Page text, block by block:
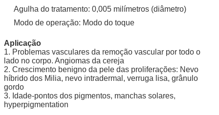
Agulha do tratamento: 0,005 milímetros (diâmetro)
Modo de operação: Modo do toque
Aplicação
1. Problemas vasculares da remoção vascular por todo o
lado no corpo. Angiomas da cereja
2. Crescimento benigno da pele das proliferações: Nevo
híbrido dos Milia, nevo intradermal, verruga lisa, grânulo
gordo
3. Idade-pontos dos pigmentos, manchas solares,
hyperpigmentation